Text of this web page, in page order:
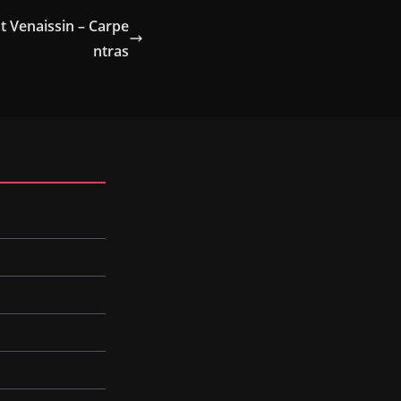
Venaissin – Carpe
ntras